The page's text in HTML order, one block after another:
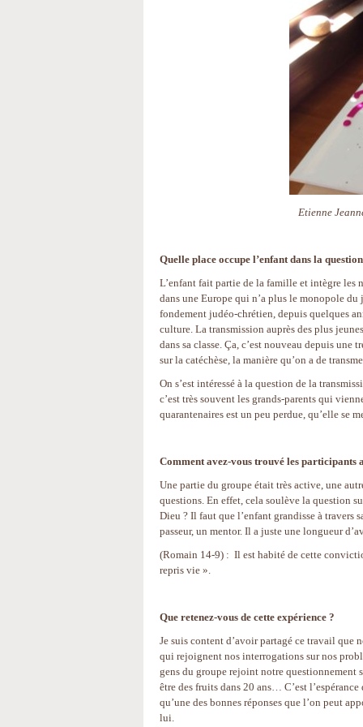
Etienne
Quelle place occupe l’enfant dans la
L’enfant fait partie de la famille et intègre les
dans une Europe qui n’a plus le monopole
fondement judéo-chrétien, depuis quelques
culture. La transmission auprès des plus
dans sa classe. Ça, c’est nouveau depuis
sur la catéchèse, la manière qu’on a de
On s’est intéressé à la question de la
c’est très souvent les grands-parents qui
quarantenaires est un peu perdue, qu’elle se
Comment avez-vous trouvé les participants
Une partie du groupe était très active, une
questions. En effet, cela soulève la question
Dieu ? Il faut que l’enfant grandisse à travers
passeur, un mentor. Il a juste une longueur
(Romain 14-9) : Il est habité de cette
repris vie ».
Que retenez-vous de cette expérience ?
Je suis content d’avoir partagé ce travail que
qui rejoignent nos interrogations sur nos
gens du groupe rejoint notre questionnement
être des fruits dans 20 ans… C’est
qu’une des bonnes réponses que l’on peut
lui.